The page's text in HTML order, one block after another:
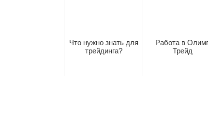
Что нужно знать для
трейдинга?
Работа в
Трейд